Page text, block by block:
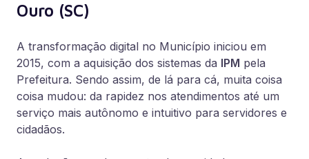
Ouro (SC)
A transformação digital no Município iniciou em
2015, com a aquisição dos sistemas da IPM pela
Prefeitura. Sendo assim, de lá para cá, muita coisa
coisa mudou: da rapidez nos atendimentos até um
serviço mais autônomo e intuitivo para servidores e
cidadãos.